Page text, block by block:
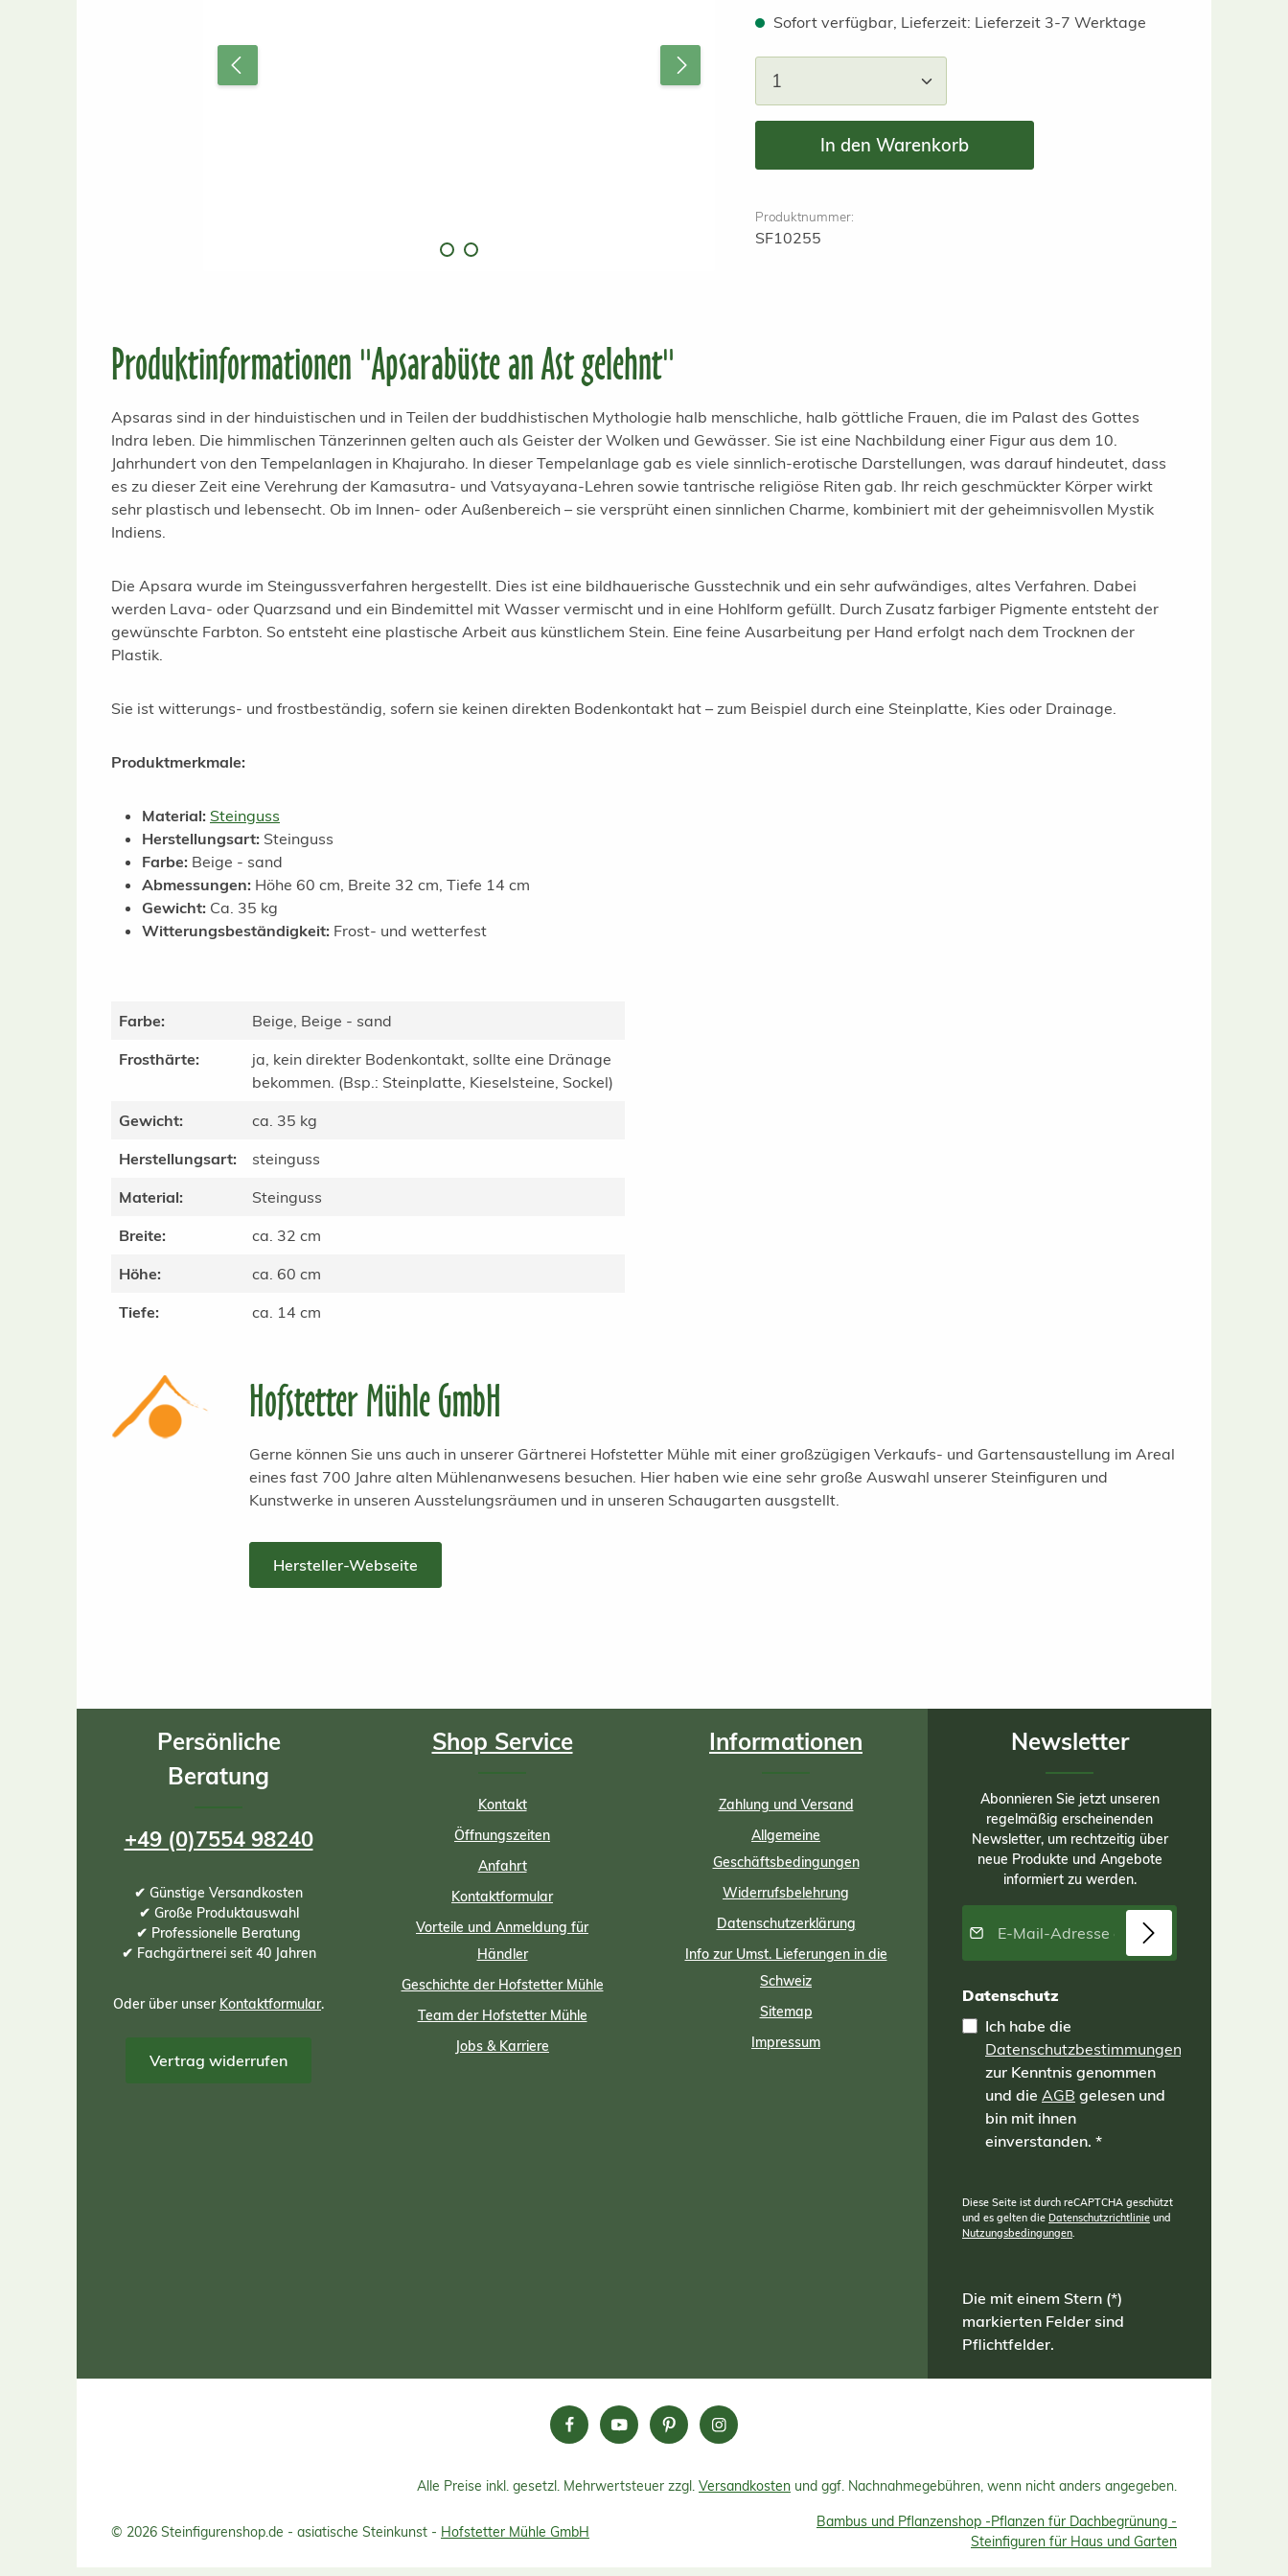
Sofort verfügbar, Lieferzeit: Lieferzeit 3-7 Werktage
Produkt Anzahl: Gib den gewünschten Wert ein
In den Warenkorb
Produktnummer:
SF10255
Produktinformationen "Apsarabüste an Ast gelehnt"
Apsaras sind in der hinduistischen und in Teilen der buddhistischen Mythologie halb menschliche, halb göttliche Frauen, die im Palast des Gottes
Indra leben. Die himmlischen Tänzerinnen gelten auch als Geister der Wolken und Gewässer. Sie ist eine Nachbildung einer Figur aus dem 10.
Jahrhundert von den Tempelanlagen in Khajuraho. In dieser Tempelanlage gab es viele sinnlich-erotische Darstellungen, was darauf hindeutet, dass
es zu dieser Zeit eine Verehrung der Kamasutra- und Vatsyayana-Lehren sowie tantrische religiöse Riten gab. Ihr reich geschmückter Körper wirkt
sehr plastisch und lebensecht. Ob im Innen- oder Außenbereich – sie versprüht einen sinnlichen Charme, kombiniert mit der geheimnisvollen Mystik
Indiens.
Die Apsara wurde im Steingussverfahren hergestellt. Dies ist eine bildhauerische Gusstechnik und ein sehr aufwändiges, altes Verfahren. Dabei
werden Lava- oder Quarzsand und ein Bindemittel mit Wasser vermischt und in eine Hohlform gefüllt. Durch Zusatz farbiger Pigmente entsteht der
gewünschte Farbton. So entsteht eine plastische Arbeit aus künstlichem Stein. Eine feine Ausarbeitung per Hand erfolgt nach dem Trocknen der
Plastik.
Sie ist witterungs- und frostbeständig, sofern sie keinen direkten Bodenkontakt hat – zum Beispiel durch eine Steinplatte, Kies oder Drainage.
Produktmerkmale:
Material: Steinguss
Herstellungsart: Steinguss
Farbe: Beige - sand
Abmessungen: Höhe 60 cm, Breite 32 cm, Tiefe 14 cm
Gewicht: Ca. 35 kg
Witterungsbeständigkeit: Frost- und wetterfest
Farbe:
Beige, Beige - sand
Frosthärte:
ja, kein direkter Bodenkontakt, sollte eine Dränage
bekommen. (Bsp.: Steinplatte, Kieselsteine, Sockel)
Gewicht:
ca. 35 kg
Herstellungsart:
steinguss
Material:
Steinguss
Breite:
ca. 32 cm
Höhe:
ca. 60 cm
Tiefe:
ca. 14 cm
Hofstetter Mühle GmbH
Gerne können Sie uns auch in unserer Gärtnerei Hofstetter Mühle mit einer großzügigen Verkaufs- und Gartensaustellung im Areal
eines fast 700 Jahre alten Mühlenanwesens besuchen. Hier haben wie eine sehr große Auswahl unserer Steinfiguren und
Kunstwerke in unseren Ausstelungsräumen und in unseren Schaugarten ausgstellt.
Hersteller-Webseite
Persönliche
Beratung
+49 (0)7554 98240
✔ Günstige Versandkosten
✔ Große Produktauswahl
✔ Professionelle Beratung
✔ Fachgärtnerei seit 40 Jahren
Oder über unser Kontaktformular.
Vertrag widerrufen
Shop Service
Kontakt
Öffnungszeiten
Anfahrt
Kontaktformular
Vorteile und Anmeldung für
Händler
Geschichte der Hofstetter Mühle
Team der Hofstetter Mühle
Jobs & Karriere
Informationen
Zahlung und Versand
Allgemeine
Geschäftsbedingungen
Widerrufsbelehrung
Datenschutzerklärung
Info zur Umst. Lieferungen in die
Schweiz
Sitemap
Impressum
Newsletter
Abonnieren Sie jetzt unseren
regelmäßig erscheinenden
Newsletter, um rechtzeitig über
neue Produkte und Angebote
informiert zu werden.
E-Mail-Adresse*
Datenschutz
Ich habe die
Datenschutzbestimmungen
zur Kenntnis genommen
und die AGB gelesen und
bin mit ihnen
einverstanden. *
Diese Seite ist durch reCAPTCHA geschützt
und es gelten die Datenschutzrichtlinie und
Nutzungsbedingungen.
Die mit einem Stern (*)
markierten Felder sind
Pflichtfelder.
Alle Preise inkl. gesetzl. Mehrwertsteuer zzgl. Versandkosten und ggf. Nachnahmegebühren, wenn nicht anders angegeben.
© 2026 Steinfigurenshop.de - asiatische Steinkunst - Hofstetter Mühle GmbH
Bambus und Pflanzenshop -Pflanzen für Dachbegrünung -
Steinfiguren für Haus und Garten